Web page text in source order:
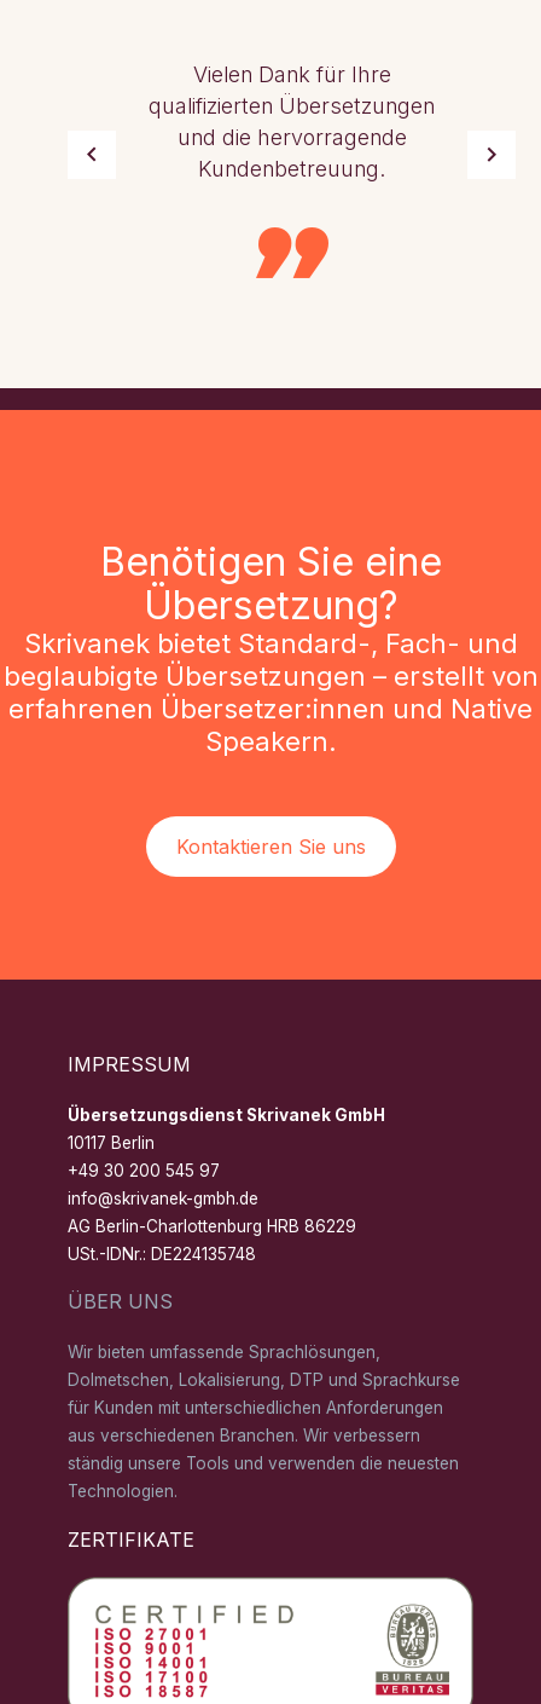
Vielen Dank für Ihre
qualifizierten Übersetzungen
und die hervorragende
Kundenbetreuung.
Benötigen Sie eine
Übersetzung?
Skrivanek bietet Standard-, Fach- und
beglaubigte Übersetzungen – erstellt von
erfahrenen Übersetzer:innen und Native
Speakern.
Kontaktieren Sie uns
IMPRESSUM
Übersetzungsdienst Skrivanek GmbH
10117 Berlin
+49 30 200 545 97
info@skrivanek-gmbh.de
AG Berlin-Charlottenburg HRB 86229
USt.-IDNr.: DE224135748
ÜBER UNS
Wir bieten umfassende Sprachlösungen,
Dolmetschen, Lokalisierung, DTP und Sprachkurse
für Kunden mit unterschiedlichen Anforderungen
aus verschiedenen Branchen. Wir verbessern
ständig unsere Tools und verwenden die neuesten
Technologien.
ZERTIFIKATE